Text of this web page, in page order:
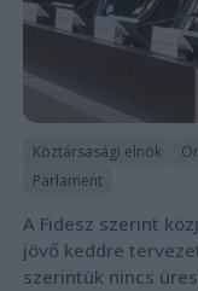
Köztársasági elnök
Parlament
A Fidesz szerint
jövő keddre
szerintük nincs